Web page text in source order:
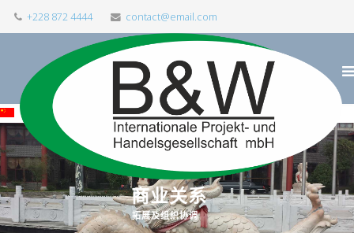
+228 872 4444 contact@email.com
商业关系
拓展及组织协调